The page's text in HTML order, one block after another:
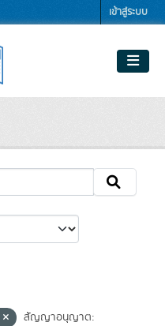
เข้าสู่ระบบ
สัญญาอนุญาต: